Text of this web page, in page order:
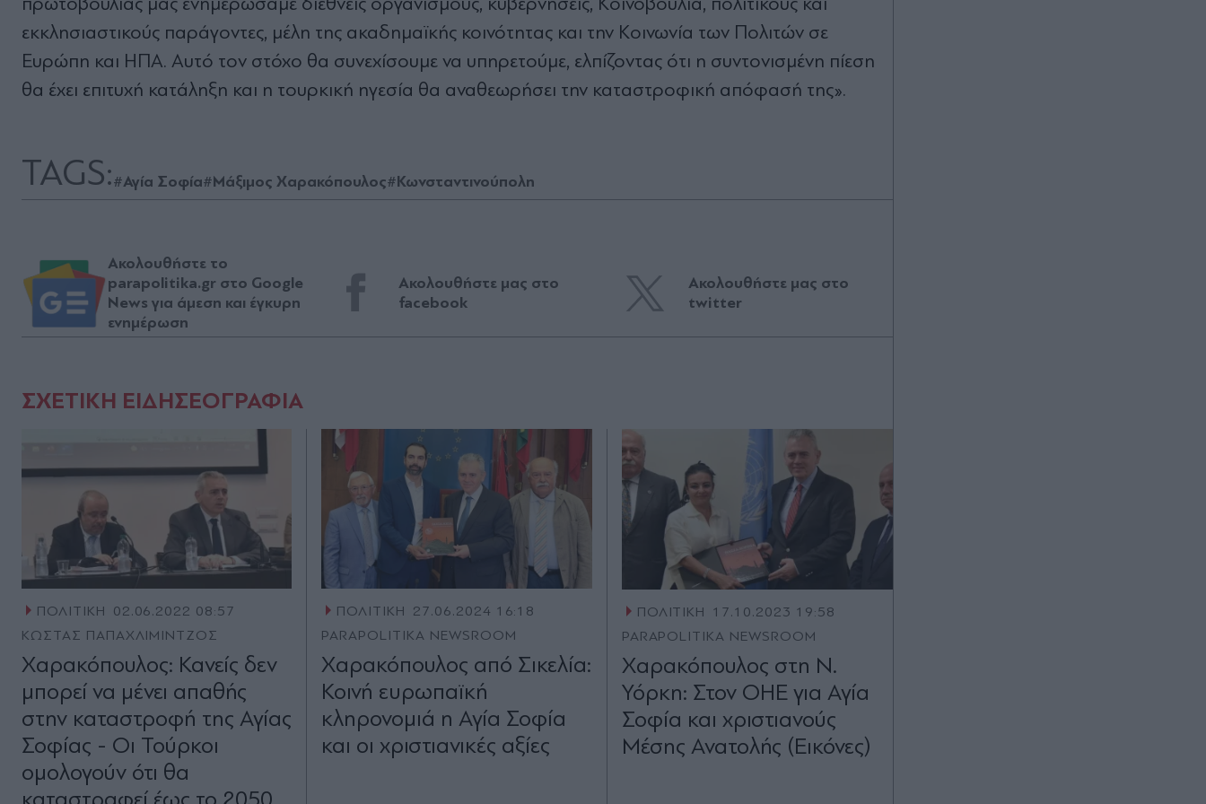
εκκλησιαστικούς παράγοντες, μέλη της ακαδημαϊκής κοινότητας και την Κοινωνία των Πολιτών σε
Ευρώπη και ΗΠΑ. Αυτό τον στόχο θα συνεχίσουμε να υπηρετούμε, ελπίζοντας ότι η συντονισμένη πίεση
θα έχει επιτυχή κατάληξη και η τουρκική ηγεσία θα αναθεωρήσει την καταστροφική απόφασή της».
TAGS:#Αγία Σοφία#Μάξιμος Χαρακόπουλος#Κωνσταντινούπολη
Ακολουθήστε το
parapolitika.gr στο Google
News για άμεση και έγκυρη
ενημέρωση
Ακολουθήστε μας στο
facebook
Ακολουθήστε μας στο
twitter
ΣΧΕΤΙΚΗ ΕΙΔΗΣΕΟΓΡΑΦΙΑ
ΠΟΛΙΤΙΚΗ
02.06.2022 08:57
ΚΩΣΤΑΣ ΠΑΠΑΧΛΙΜΙΝΤΖΟΣ
Χαρακόπουλος: Κανείς δεν
μπορεί να μένει απαθής
στην καταστροφή της Αγίας
Σοφίας - Οι Τούρκοι
ομολογούν ότι θα
ΠΟΛΙΤΙΚΗ
27.06.2024 16:18
PARAPOLITIKA NEWSROOM
Χαρακόπουλος από Σικελία:
Κοινή ευρωπαϊκή
κληρονομιά η Αγία Σοφία
και οι χριστιανικές αξίες
ΠΟΛΙΤΙΚΗ
17.10.2023 19:58
PARAPOLITIKA NEWSROOM
Χαρακόπουλος στη Ν.
Υόρκη: Στον ΟΗΕ για Αγία
Σοφία και χριστιανούς
Μέσης Ανατολής (Εικόνες)